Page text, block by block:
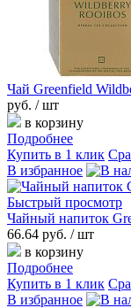
Чай Greenfield
руб. / шт
в корзину
Подробнее
Купить в 1 клик
В избранное
Быстрый просмотр
Чайный напиток
66.64 руб. / шт
в корзину
Подробнее
Купить в 1 клик
В избранное